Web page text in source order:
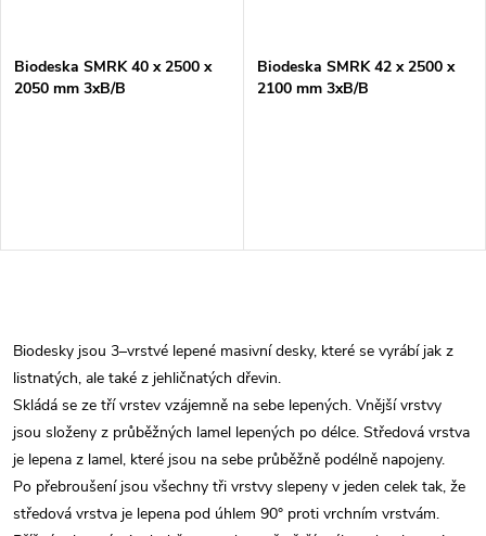
Biodeska SMRK 40 x 2500 x
2050 mm 3xB/B
Biodeska SMRK 42 x 2500 x
2100 mm 3xB/B
v
l
á
d
Biodesky jsou 3–vrstvé lepené masivní desky, které se vyrábí jak z
listnatých, ale také z jehličnatých dřevin.
Skládá se ze tří vrstev vzájemně na sebe lepených. Vnější vrstvy
jsou složeny z průběžných lamel lepených po délce. Středová vrstva
je lepena z lamel, které jsou na sebe průběžně podélně napojeny.
Po přebroušení jsou všechny tři vrstvy slepeny v jeden celek tak, že
středová vrstva je lepena pod úhlem 90° proti vrchním vrstvám.